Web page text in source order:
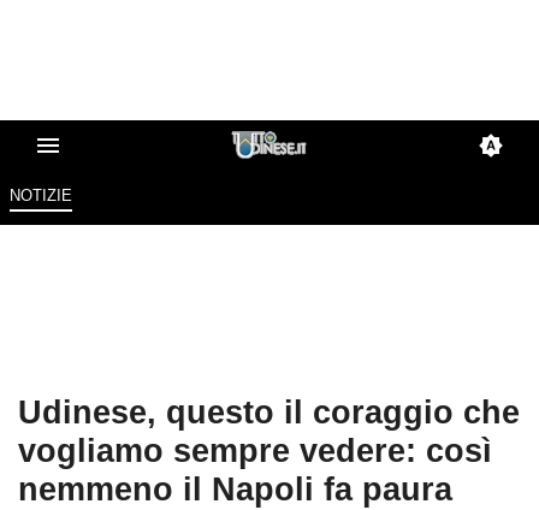
NOTIZIE
Udinese, questo il coraggio che
vogliamo sempre vedere: così
nemmeno il Napoli fa paura